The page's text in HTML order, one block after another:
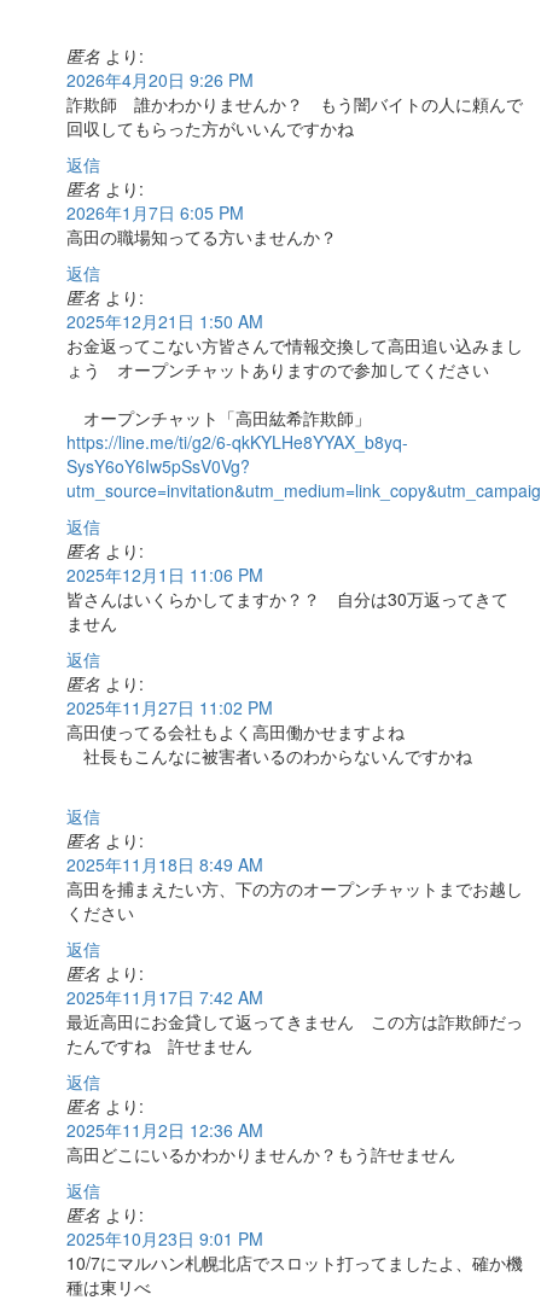
匿名 より:
2026年4月20日 9:26 PM
詐欺師 誰かわかりませんか？ もう闇バイトの人に頼んで
回収してもらった方がいいんですかね
返信
匿名 より:
2026年1月7日 6:05 PM
高田の職場知ってる方いませんか？
返信
匿名 より:
2025年12月21日 1:50 AM
お金返ってこない方皆さんで情報交換して高田追い込みまし
ょう オープンチャットありますので参加してください
オープンチャット「高田紘希詐欺師」
https://line.me/ti/g2/6-qkKYLHe8YYAX_b8yq-
SysY6oY6Iw5pSsV0Vg?
返信
匿名 より:
2025年12月1日 11:06 PM
皆さんはいくらかしてますか？？ 自分は30万返ってきて
ません
返信
匿名 より:
2025年11月27日 11:02 PM
高田使ってる会社もよく高田働かせますよね
社長もこんなに被害者いるのわからないんですかね
返信
匿名 より:
2025年11月18日 8:49 AM
高田を捕まえたい方、下の方のオープンチャットまでお越し
ください
返信
匿名 より:
2025年11月17日 7:42 AM
最近高田にお金貸して返ってきません この方は詐欺師だっ
たんですね 許せません
返信
匿名 より:
2025年11月2日 12:36 AM
高田どこにいるかわかりませんか？もう許せません
返信
匿名 より:
2025年10月23日 9:01 PM
10/7にマルハン札幌北店でスロット打ってましたよ、確か機
種は東リべ